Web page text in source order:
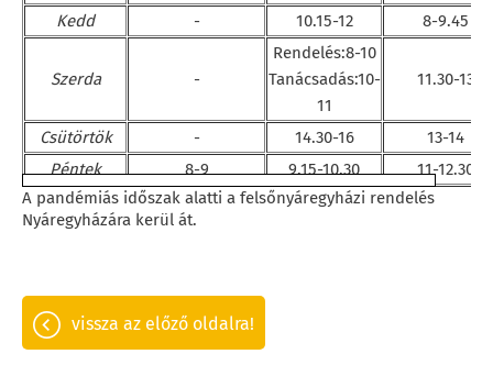
Kedd
- 10.15-12 8-9.45
Szerda -
Rendelés:8-10
Tanácsadás:10-
11
11.30-13
Csütörtök - 14.30-16
13-14
Péntek
8-9 9.15-10.30
11-12.30
A pandémiás időszak alatti a felsőnyáregyházi rendelés
Nyáregyházára kerül át.
vissza az előző oldalra!